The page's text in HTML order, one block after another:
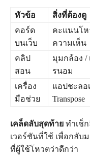
หัวข้อ สิ่งที่ต้องดู
คอร์ด
บนเว็บ
คะแนนโห
ความเห็น
คลิป
สอน
มุมกล้อง /
รนอม
เครื่อง
มือช่วย
แอปชะลอ
Transpose
เคล็ดลับสุดท้าย ทำเช็
เวอร์ชันที่ใช้ เพื่อกลับ
ที่ผู้ใช้โหวตว่าดีกว่า